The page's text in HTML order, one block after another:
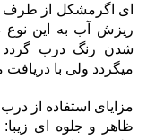
ای اگرمشکل از طرف
ریزش آب به این نوع
شدن رنگ درب گردد
میگردد ولی با
مزایای استفاده از
ظاهر و جلوه ای زیبا: